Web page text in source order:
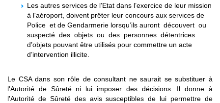
Les autres services de l'Etat dans l’exercice de leur mission
à l'aéroport, doivent prêter leur concours aux services de
Police et de Gendarmerie lorsqu’ils auront découvert ou
suspecté des objets ou des personnes détentrices
d’objets pouvant être utilisés pour commettre un acte
d’intervention illicite.
Le CSA dans son rôle de consultant ne saurait se substituer à
l'Autorité de Sûreté ni lui imposer des décisions. Il donne à
l'Autorité de Sûreté des avis susceptibles de lui permettre de